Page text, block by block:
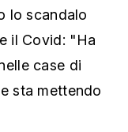
lo scandalo
il Covid: "Ha
case di
sta mettendo